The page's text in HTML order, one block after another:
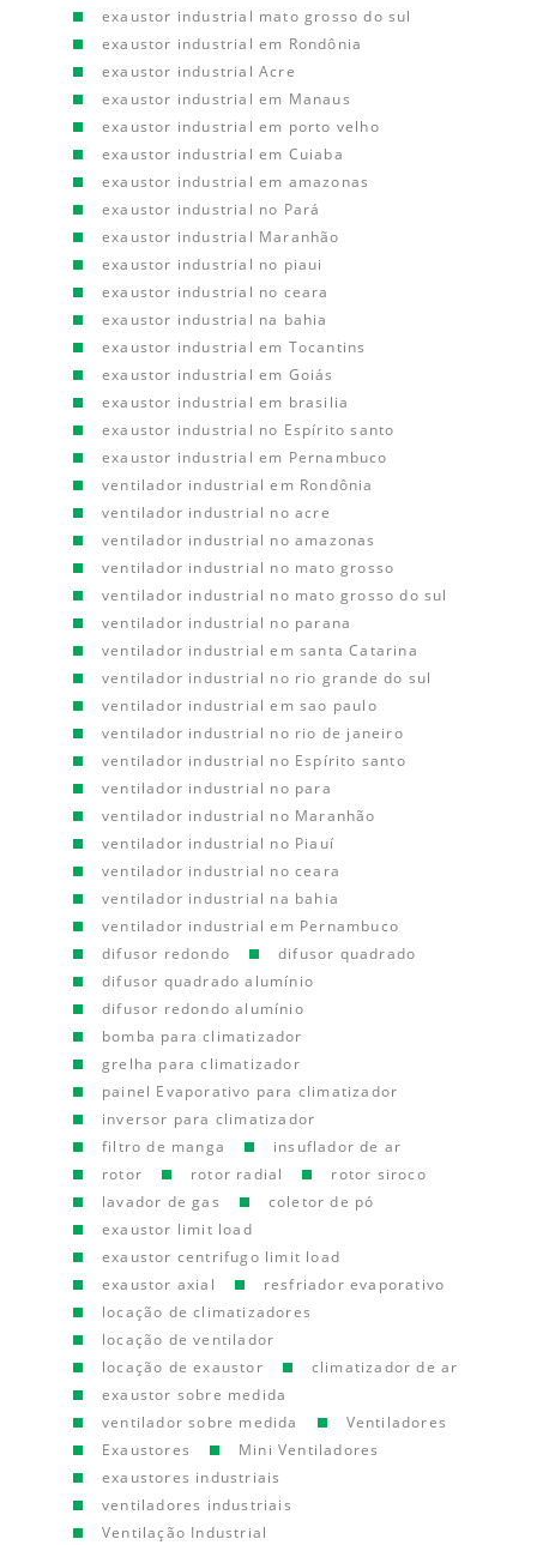
exaustor industrial mato grosso do sul
exaustor industrial em Rondônia
exaustor industrial Acre
exaustor industrial em Manaus
exaustor industrial em porto velho
exaustor industrial em Cuiaba
exaustor industrial em amazonas
exaustor industrial no Pará
exaustor industrial Maranhão
exaustor industrial no piaui
exaustor industrial no ceara
exaustor industrial na bahia
exaustor industrial em Tocantins
exaustor industrial em Goiás
exaustor industrial em brasilia
exaustor industrial no Espírito santo
exaustor industrial em Pernambuco
ventilador industrial em Rondônia
ventilador industrial no acre
ventilador industrial no amazonas
ventilador industrial no mato grosso
ventilador industrial no mato grosso do sul
ventilador industrial no parana
ventilador industrial em santa Catarina
ventilador industrial no rio grande do sul
ventilador industrial em sao paulo
ventilador industrial no rio de janeiro
ventilador industrial no Espírito santo
ventilador industrial no para
ventilador industrial no Maranhão
ventilador industrial no Piauí
ventilador industrial no ceara
ventilador industrial na bahia
ventilador industrial em Pernambuco
difusor redondo
difusor quadrado
difusor quadrado alumínio
difusor redondo alumínio
bomba para climatizador
grelha para climatizador
painel Evaporativo para climatizador
inversor para climatizador
filtro de manga
insuflador de ar
rotor
rotor radial
rotor siroco
lavador de gas
coletor de pó
exaustor limit load
exaustor centrifugo limit load
exaustor axial
resfriador evaporativo
locação de climatizadores
locação de ventilador
locação de exaustor
climatizador de ar
exaustor sobre medida
ventilador sobre medida
Ventiladores
Exaustores
Mini Ventiladores
exaustores industriais
ventiladores industriais
Ventilação Industrial